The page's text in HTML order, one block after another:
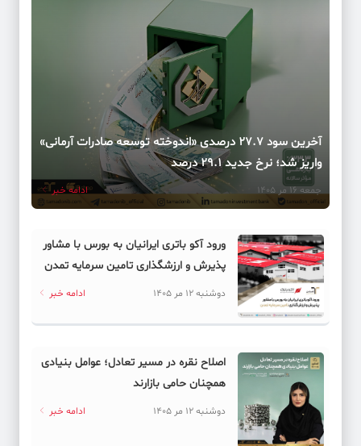
آخرین سود ۲۷.۷ درصدی «اندوخته توسعه صادرات آرمانی»
واریز شد؛ نرخ جدید ۲۹.۱ درصد
جمعه 16 مر 1405 ادامه خبر
ورود آکو باتری ایرانیان به بورس با مشاور
پذیرش و ارزشگذاری تامین سرمایه تمدن
دوشنبه 12 مر 1405 ادامه خبر
اصلاح نقره در مسیر تعادل؛ عوامل بنیادی
همچنان حامی بازارند
دوشنبه 12 مر 1405 ادامه خبر